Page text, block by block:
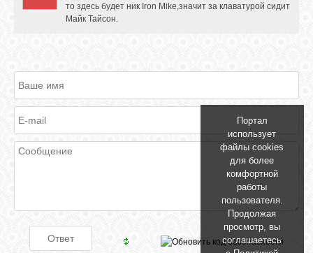
то здесь будет ник Iron Mike,значит за клаватурой сидит
Майк Тайсон.
Портал
использует
файлы cookies
для более
комфортной
работы
пользователя.
Продолжая
просмотр, вы
соглашаетесь